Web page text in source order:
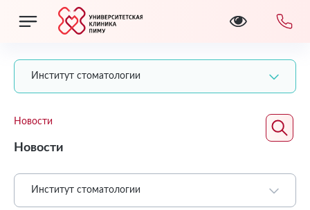
Институт стоматологии
Новости
Новости
Институт стоматологии